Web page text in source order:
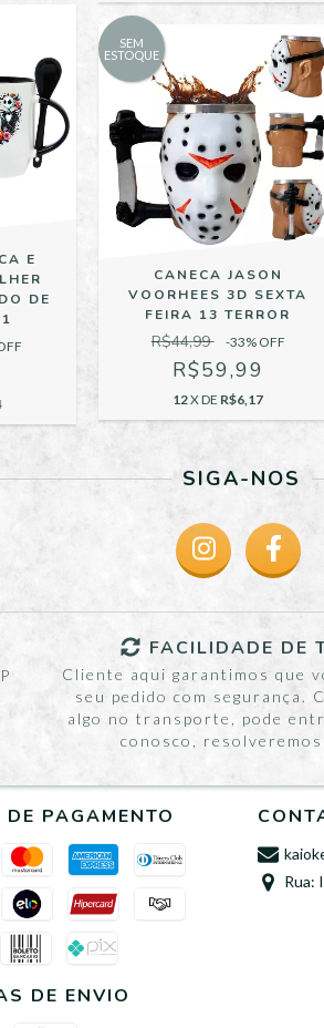
E
DE
SEM
ESTOQUE
CANECA JASON
VOORHEES 3D SEXTA
FEIRA 13 TERROR
R$44,99 -33% OFF
R$59,99
12X DE R$6,17
SIGA-NOS
FACILIDADE DE
Cliente aqui garantimos que
seu pedido com segurança.
algo no transporte, pode
conosco,
DE PAGAMENTO
DE ENVIO
Rua: